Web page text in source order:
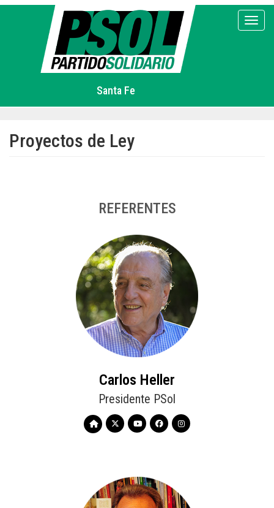
Pasar
Santa Fe
Proyectos de Ley
REFERENTES
Carlos Heller
Presidente PSol